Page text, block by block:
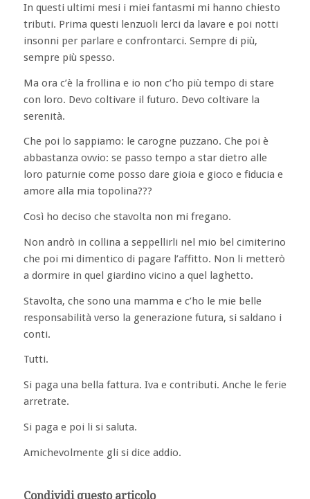
In questi ultimi mesi i miei fantasmi mi hanno chiesto
tributi. Prima questi lenzuoli lerci da lavare e poi notti
insonni per parlare e confrontarci. Sempre di più,
sempre più spesso.
Ma ora c’è la frollina e io non c’ho più tempo di stare
con loro. Devo coltivare il futuro. Devo coltivare la
serenità.
Che poi lo sappiamo: le carogne puzzano. Che poi è
abbastanza ovvio: se passo tempo a star dietro alle
loro paturnie come posso dare gioia e gioco e fiducia e
amore alla mia topolina???
Così ho deciso che stavolta non mi fregano.
Non andrò in collina a seppellirli nel mio bel cimiterino
che poi mi dimentico di pagare l’affitto. Non li metterò
a dormire in quel giardino vicino a quel laghetto.
Stavolta, che sono una mamma e c’ho le mie belle
responsabilità verso la generazione futura, si saldano i
conti.
Tutti.
Si paga una bella fattura. Iva e contributi. Anche le ferie
arretrate.
Si paga e poi li si saluta.
Amichevolmente gli si dice addio.
Condividi questo articolo